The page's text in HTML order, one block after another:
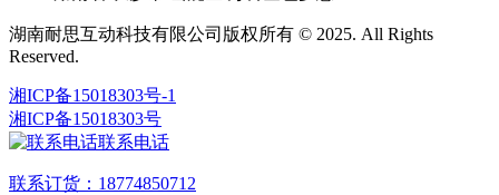
湖南耐思互动科技有限公司版权所有 © 2025. All Rights
Reserved.
湘ICP备15018303号-1
湘ICP备15018303号
联系电话
联系订货：18774850712